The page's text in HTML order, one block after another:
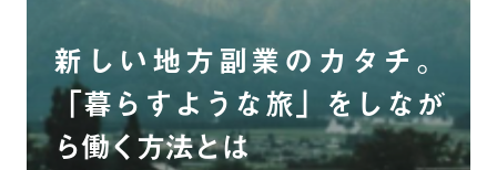
新しい地方副業のカタチ。
「暮らすような旅」をしなが
ら働く方法とは